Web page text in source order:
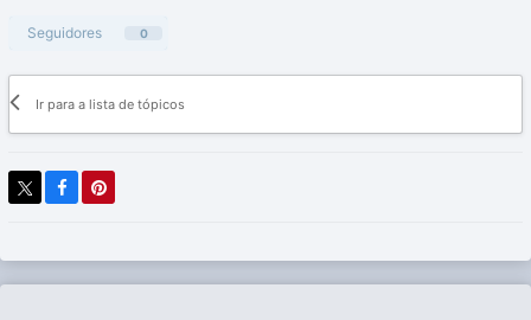
Seguidores 0
Ir para a lista de tópicos